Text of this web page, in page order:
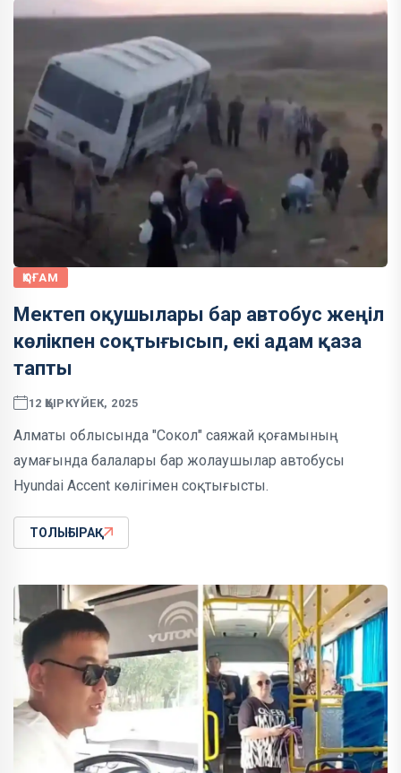
ҚОҒАМ
Мектеп оқушылары бар автобус жеңіл
көлікпен соқтығысып, екі адам қаза
тапты
12 ҚЫРКҮЙЕК, 2025
Алматы облысында "Сокол" саяжай қоғамының
аумағында балалары бар жолаушылар автобусы
Hyundai Accent көлігімен соқтығысты.
ТОЛЫҒЫРАҚ